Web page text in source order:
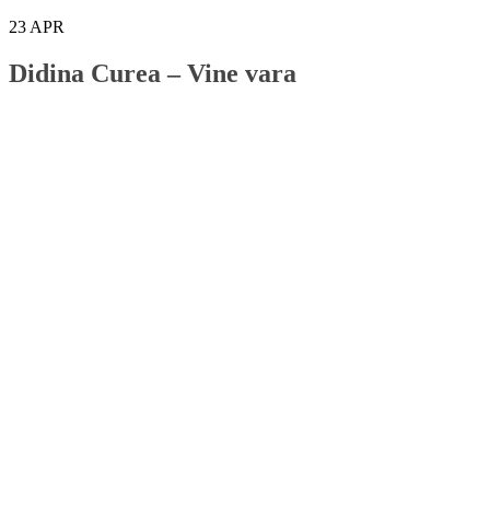
23 APR
Didina Curea – Vine vara